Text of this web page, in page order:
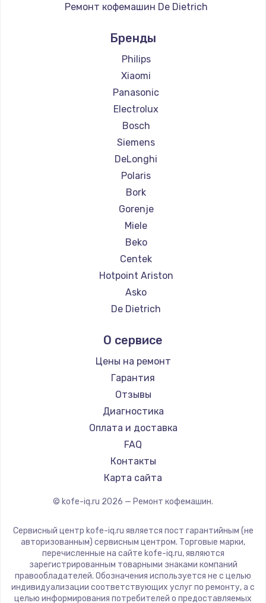
Ремонт кофемашин De Dietrich
Ремонт кофемашин Ascaso
Ремонт кофемашин Jura
Ремонт кофемашин Olympia
Ремонт кофемашин Saeco
Ремонт кофемашин La Cimbali
Ремонт кофемашин WMF
Ремонт кофемашин Yamaguchi
Ремонт кофемашин Nivona
Ремонт кофемашин Astoria
Ремонт кофемашин JVC
Ремонт кофемашин Ariston
Ремонт кофемашин Grundig
Ремонт кофемашин ROCKET MOZZAFIATO
Ремонт кофемашин Vivitek
Ремонт кофемашин Thomson
Ремонт кофемашин Hisense
Ремонт кофемашин DELTA
Ремонт кофемашин Kyvol
Ремонт кофемашин RED solution
Ремонт кофемашин Bravilor Bonamat
Ремонт кофемашин Vard
Ремонт кофемашин Tuvio
Ремонт кофемашин Carrera
Ремонт кофемашин Supra
Бренды
Philips
Xiaomi
Panasonic
Electrolux
Bosch
Siemens
DeLonghi
Polaris
Bork
Gorenje
Miele
Beko
Centek
Hotpoint Ariston
Asko
De Dietrich
Ascaso
Jura
Olympia
Saeco
La Cimbali
WMF
Yamaguchi
Nivona
Astoria
ROCKET MOZZAFIATO
Vivitek
Thomson
Hisense
О сервисе
Цены на ремонт
Гарантия
Отзывы
Диагностика
Оплата и доставка
FAQ
Контакты
Карта сайта
© kofe-iq.ru 2026 — Ремонт кофемашин.
Сервисный центр kofe-iq.ru является пост гарантийным (не
авторизованным) сервисным центром. Торговые марки,
перечисленные на сайте kofe-iq.ru, являются
зарегистрированным товарными знаками компаний
правообладателей. Обозначения используется не с целью
индивидуализации соответствующих услуг по ремонту, а с
целью информирования потребителей о предоставляемых